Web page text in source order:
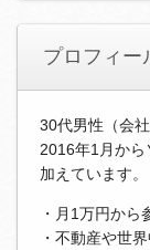
プロフィー
30代男性（会社
2016年1月から
加えています。
・月1万円から
・不動産や世